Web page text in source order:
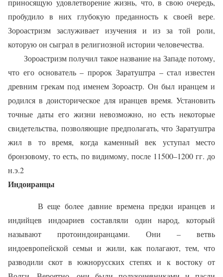
приносящую удовлетворение жизнь, что, в свою очередь,
пробудило в них глубокую преданность к своей вере.
Зороастризм заслуживает изучения и из за той роли,
которую он сыграл в религиозной истории человечества.
Зороастризм получил такое название на Западе потому,
что его основатель – пророк Заратуштра – стал известен
древним грекам под именем Зороастр. Он был иранцем и
родился в доисторическое для иранцев время. Установить
точные даты его жизни невозможно, но есть некоторые
свидетельства, позволяющие предполагать, что Заратуштра
жил в то время, когда каменный век уступал место
бронзовому, то есть, по видимому, после 11500–1200 гг. до
н.э.2
Индоиранцы
В еще более давние времена предки иранцев и
индийцев индоариев составляли один народ, который
называют протоиндоиранцами. Они – ветвь
индоевропейской семьи и жили, как полагают, тем, что
разводили скот в южнорусских степях и к востоку от